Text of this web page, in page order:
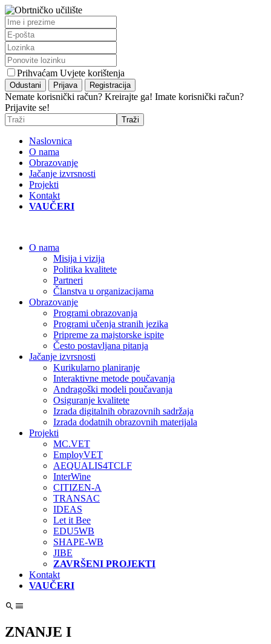
Prihvaćam Uvjete korištenja
Nemate korisnički račun? Kreirajte ga! Imate korisnički račun?
Prijavite se!
Naslovnica
O nama
Obrazovanje
Jačanje izvrsnosti
Projekti
Kontakt
VAUČERI
O nama
Misija i vizija
Politika kvalitete
Partneri
Članstva u organizacijama
Obrazovanje
Programi obrazovanja
Programi učenja stranih jezika
Pripreme za majstorske ispite
Često postavljana pitanja
Jačanje izvrsnosti
Kurikularno planiranje
Interaktivne metode poučavanja
Andragoški modeli poučavanja
Osiguranje kvalitete
Izrada digitalnih obrazovnih sadržaja
Izrada dodatnih obrazovnih materijala
Projekti
MC.VET
EmployVET
AEQUALIS4TCLF
InterWine
CITIZEN-A
TRANSAC
IDEAS
Let it Bee
EDU5WB
SHAPE-WB
JIBE
ZAVRŠENI PROJEKTI
Kontakt
VAUČERI
ZNANJE I